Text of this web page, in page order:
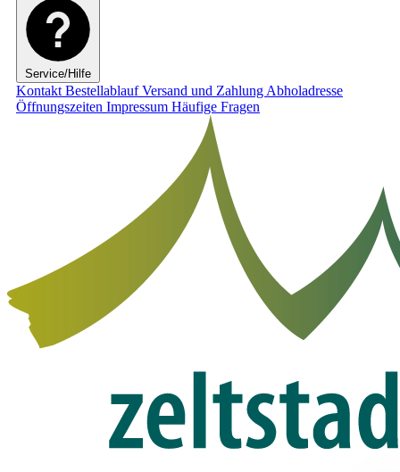
Service/Hilfe
Kontakt BestellablaufVersand und Zahlung Abholadresse
Öffnungszeiten Impressum Häufige Fragen